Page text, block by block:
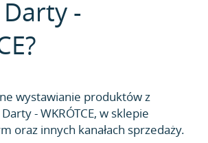
-
wystawianie produktów z
- WKRÓTCE, w sklepie
oraz innych kanałach sprzedaży.